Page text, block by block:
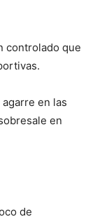
controlado que
en las
en
de